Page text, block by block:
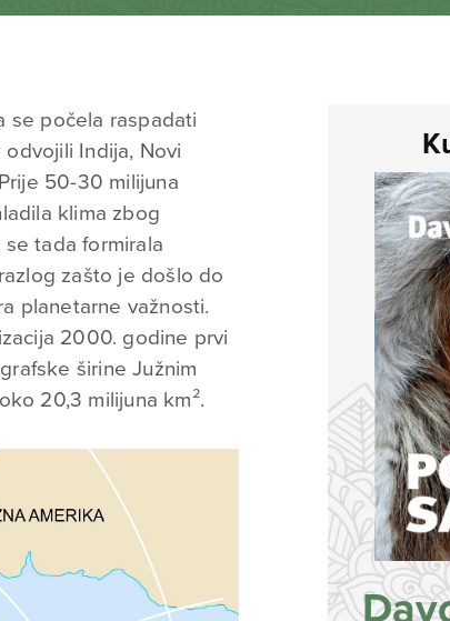
se počela raspadati
Indija, Novi
50-30 milijuna
klima zbog
tada formirala
zašto je došlo do
planetarne važnosti.
2000. godine prvi
širine Južnim
20,3 milijuna km².